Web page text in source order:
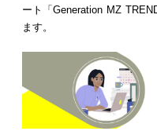
ート「Generation MZ
ます。